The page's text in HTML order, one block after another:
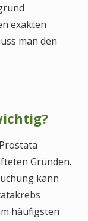
exakten
man den
Gründen.
kann
häufigsten